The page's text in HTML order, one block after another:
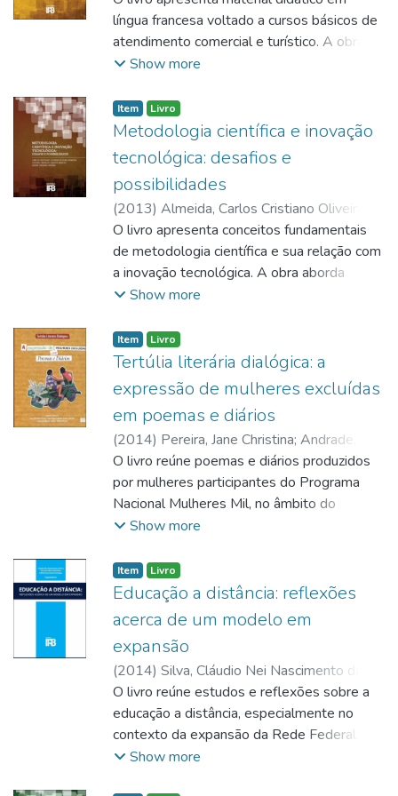
fonética, produção escrita e oral, buscando
auxiliar o estudante no desenvolvimento de
habilidades práticas de comunicação em
atendimento.
língua francesa voltado a cursos básicos de
atendimento comercial e turístico. A obra
trabalha situações comunicativas
turístico e orientação de turistas na cidade.
O conteúdo é organizado em unidades e
lições com objetivos comunicativos,
vocabulário, gramática, fonética, produção
escrita e oral, buscando auxiliar o estudante
no desenvolvimento de habilidades práticas
de comunicação em francês para contextos
profissionais de atendimento.
Show more
Item Livro
Metodologia científica e inovação
tecnológica: desafios e
possibilidades
(2013) Almeida, Carlos Cristiano Oliveira de
Faria;Marchi, Edilene Carvalho Santos;
Pereira, André Ferreira
O livro apresenta conceitos fundamentais
de metodologia científica e sua relação com
a inovação tecnológica. A obra aborda
regras metodológicas para a escrita
acadêmicos, normas da ABNT, questões
éticas em pesquisa, métodos qualitativos e
quantitativos, revisão de literatura, inovação
tecnológica, propriedade intelectual,
propriedade industrial, patentes e fontes de
informação científica. O objetivo é
demonstrar a importância do método
científico e do rigor metodológico para a
produção de conhecimento e para o
desenvolvimento de soluções inovadoras.
Show more
Item Livro
Tertúlia literária dialógica: a
expressão de mulheres excluídas
em poemas e diários
(2014) Pereira, Jane Christina; Andrade, Ana
Paula Santiago Seixas; Santos, Lucineide
Ribeiro;Barros, Nilson
O livro reúne poemas e diários produzidos
por mulheres participantes do Programa
Nacional Mulheres Mil, no âmbito do
Projeto de Extensão Tertúlia Literária
Centro do Instituto Federal de Brasília. A
obra apresenta produções literárias
resultantes de atividades de leitura,
interpretação, escrita, correção e reescrita,
tendo como base a relação entre literatura,
cidadania, direitos humanos, memória,
identidade e transformação social. O
material evidencia a literatura como
instrumento de expressão, autonomia,
formação crítica e valorização da experiência
Show more
Item Livro
Educação a distância: reflexões
acerca de um modelo em
expansão
(2014) Silva, Cláudio Nei Nascimento da
Machado, Veruska Ribeiro;Camargos,
Lidiane Szerwinsk
O livro reúne estudos e reflexões sobre a
educação a distância, especialmente no
contexto da expansão da Rede Federal de
Educação Técnica e Tecnológica. A obra
Show more